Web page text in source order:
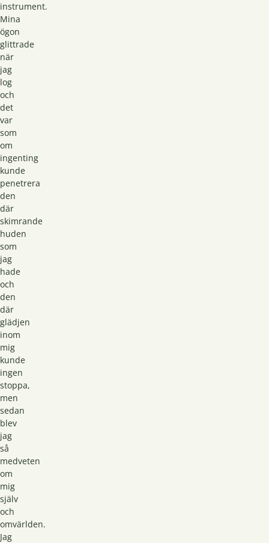
instrument.
Mina
ögon
glittrade
när
jag
log
och
det
var
som
om
ingenting
kunde
penetrera
den
där
skimrande
huden
som
jag
hade
och
den
där
glädjen
inom
mig
kunde
ingen
stoppa,
men
sedan
blev
jag
så
medveten
om
mig
själv
och
omvärlden.
Jag